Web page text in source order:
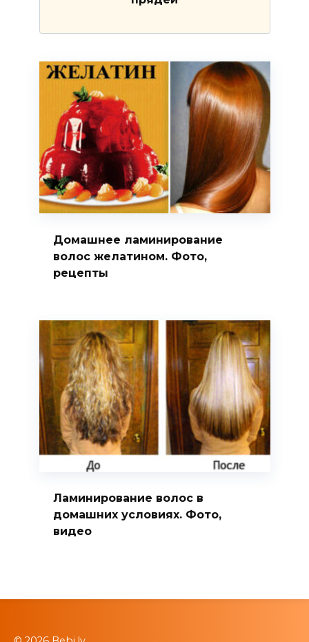
Домашнее ламинирование
волос желатином. Фото,
рецепты
Ламинирование волос в
домашних условиях. Фото,
видео